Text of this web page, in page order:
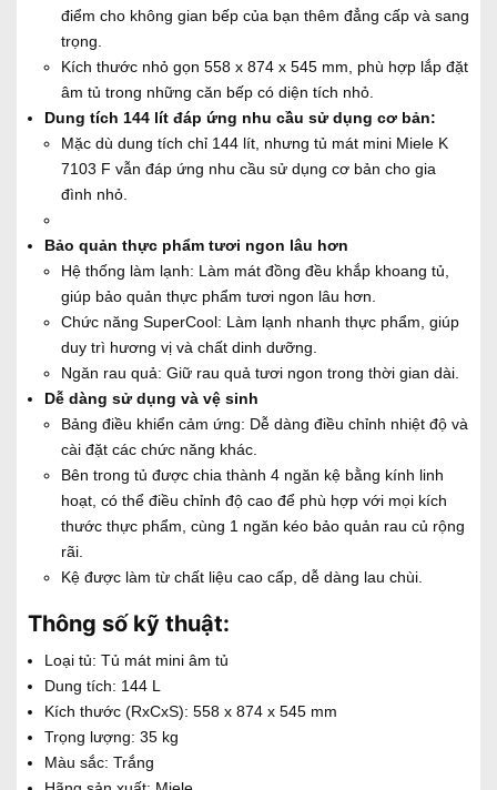
điểm cho không gian bếp của bạn thêm đẳng cấp và sang
trọng.
Kích thước nhỏ gọn 558 x 874 x 545 mm, phù hợp lắp đặt
âm tủ trong những căn bếp có diện tích nhỏ.
Dung tích 144 lít đáp ứng nhu cầu sử dụng cơ bản:
Mặc dù dung tích chỉ 144 lít, nhưng tủ mát mini Miele K
7103 F vẫn đáp ứng nhu cầu sử dụng cơ bản cho gia
đình nhỏ.
Bảo quản thực phẩm tươi ngon lâu hơn
Hệ thống làm lạnh: Làm mát đồng đều khắp khoang tủ,
giúp bảo quản thực phẩm tươi ngon lâu hơn.
Chức năng SuperCool: Làm lạnh nhanh thực phẩm, giúp
duy trì hương vị và chất dinh dưỡng.
Ngăn rau quả: Giữ rau quả tươi ngon trong thời gian dài.
Dễ dàng sử dụng và vệ sinh
Bảng điều khiển cảm ứng: Dễ dàng điều chỉnh nhiệt độ và
cài đặt các chức năng khác.
Bên trong tủ được chia thành 4 ngăn kệ bằng kính linh
hoạt, có thể điều chỉnh độ cao để phù hợp với mọi kích
thước thực phẩm, cùng 1 ngăn kéo bảo quản rau củ rộng
rãi.
Kệ được làm từ chất liệu cao cấp, dễ dàng lau chùi.
Thông số kỹ thuật:
Loại tủ: Tủ mát mini âm tủ
Dung tích: 144 L
Kích thước (RxCxS): 558 x 874 x 545 mm
Trọng lượng: 35 kg
Màu sắc: Trắng